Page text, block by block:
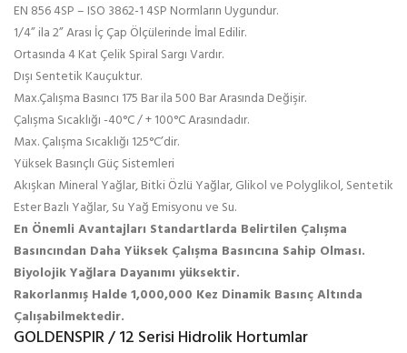
EN 856 4SP – ISO 3862-1 4SP Normların Uygundur.
1/4” ila 2” Arası İç Çap Ölçülerinde İmal Edilir.
Ortasında 4 Kat Çelik Spiral Sargı Vardır.
Dışı Sentetik Kauçuktur.
Max.Çalışma Basıncı 175 Bar ila 500 Bar Arasında Değişir.
Çalışma Sıcaklığı -40°C / + 100°C Arasındadır.
Max. Çalışma Sıcaklığı 125°C’dir.
Yüksek Basınçlı Güç Sistemleri
Akışkan Mineral Yağlar, Bitki Özlü Yağlar, Glikol ve Polyglikol, Sentetik
Ester Bazlı Yağlar, Su Yağ Emisyonu ve Su.
En Önemli Avantajları Standartlarda Belirtilen Çalışma
Basıncından Daha Yüksek Çalışma Basıncına Sahip Olması.
Biyolojik Yağlara Dayanımı yüksektir.
Rakorlanmış Halde 1,000,000 Kez Dinamik Basınç Altında
Çalışabilmektedir.
GOLDENSPIR / 12 Serisi Hidrolik Hortumlar